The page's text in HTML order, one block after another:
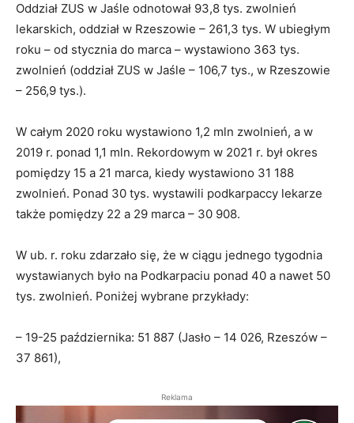
Oddział ZUS w Jaśle odnotował 93,8 tys. zwolnień
lekarskich, oddział w Rzeszowie – 261,3 tys. W ubiegłym
roku – od stycznia do marca – wystawiono 363 tys.
zwolnień (oddział ZUS w Jaśle – 106,7 tys., w Rzeszowie
– 256,9 tys.).
W całym 2020 roku wystawiono 1,2 mln zwolnień, a w
2019 r. ponad 1,1 mln. Rekordowym w 2021 r. był okres
pomiędzy 15 a 21 marca, kiedy wystawiono 31 188
zwolnień. Ponad 30 tys. wystawili podkarpaccy lekarze
także pomiędzy 22 a 29 marca – 30 908.
W ub. r. roku zdarzało się, że w ciągu jednego tygodnia
wystawianych było na Podkarpaciu ponad 40 a nawet 50
tys. zwolnień. Poniżej wybrane przykłady:
– 19-25 października: 51 887 (Jasło – 14 026, Rzeszów –
37 861),
Reklama